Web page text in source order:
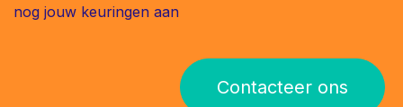
nog jouw keuringen aan
Contacteer ons